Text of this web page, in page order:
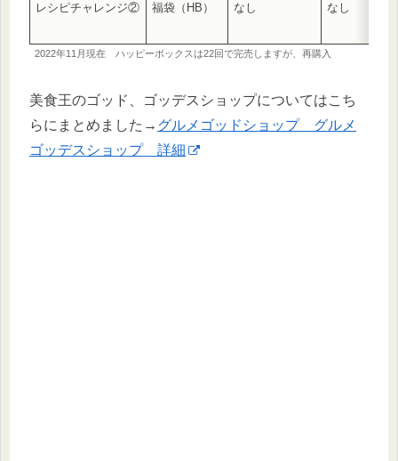
レシピチャレンジ② 福袋（HB） なし なし
2022年11月現在 ハッピーボックスは22回で完売しますが、再購入
美食王のゴッド、ゴッデスショップについてはこち
らにまとめました→ グルメゴッドショップ グルメ
ゴッデスショップ 詳細